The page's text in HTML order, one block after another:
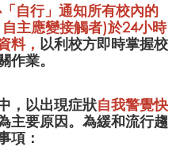
「自行」通知所有校內的
主應變接觸者)於24小時
料， 以利校方即時掌握校
作業。
，以出現症狀自我警覺快
主要原因。為緩和流行趨
項：